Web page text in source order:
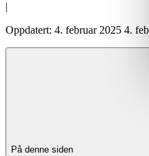
|
Oppdatert: 4. februar 2025 4.
På denne siden